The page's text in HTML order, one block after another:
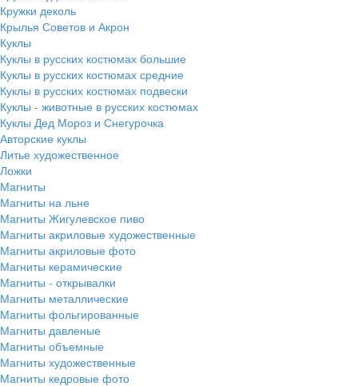
Кружки деколь
Крылья Советов и Акрон
Куклы
Куклы в русских костюмах большие
Куклы в русских костюмах средние
Куклы в русских костюмах подвески
Куклы - животные в русских костюмах
Куклы Дед Мороз и Снегурочка
Авторские куклы
Литье художественное
Ложки
Магниты
Магниты на льне
Магниты Жигулевское пиво
Магниты акриловые художественные
Магниты акриловые фото
Магниты керамические
Магниты - открывалки
Магниты металлические
Магниты фольгированные
Магниты давленые
Магниты объемные
Магниты художественные
Магниты кедровые фото